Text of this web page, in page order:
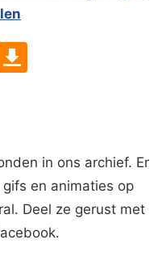
WhatsApp
in ons archief. Er
en animaties op
Deel ze gerust met